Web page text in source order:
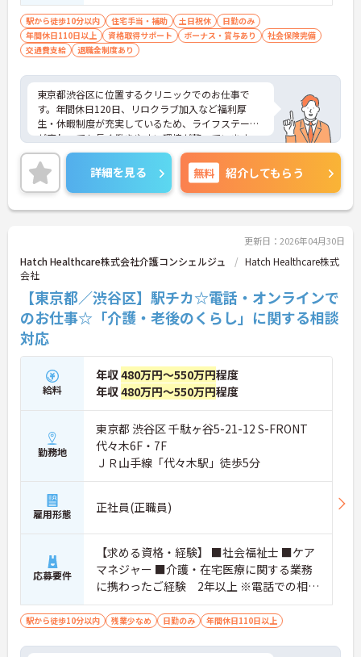
ど）
駅から徒歩10分以内 住宅手当・補助 土日祝休
日勤のみ
年間休日110日以上
資格取得サポート ボーナス・賞与あり
社会保険完備
交通費支給
退職金制度あり
東京都渋谷区に位置するクリニックでのお仕事で
す。年間休日120日、リロクラブ加入など福利厚
生・休暇制度が充実しているため、ライフステージ
が変わっても長く働きやすい環境が整っています。
ご興味のある方には、面接対策ポイントなど、さら
に詳細をご案内しますのでお気軽にご相談くださ
い！
詳細を見る 無料 紹介してもらう
更新日：2026年04月30日
Hatch Healthcare株式会社介護コンシェルジュ
Hatch Healthcare株式
会社
【東京都／渋谷区】駅チカ☆電話・オンラインで
のお仕事☆「介護・老後のくらし」に関する相談
対応
給料
年収480万円～550万円程度
年収480万円～550万円程度
勤務地
東京都 渋谷区 千駄ヶ谷5-21-12 S-FRONT
代々木6F・7F
ＪＲ山手線「代々木駅」徒歩5分
雇用形態 正社員(正職員)
応募要件
【求める資格・経験】 ■社会福祉士 ■ケア
マネジャー ■介護・在宅医療に関する業務
に携わったご経験 2年以上 ※電話での相談
対応（コールセンター含む）の経験がある
方歓迎
駅から徒歩10分以内 残業少なめ 日勤のみ 年間休日110日以上